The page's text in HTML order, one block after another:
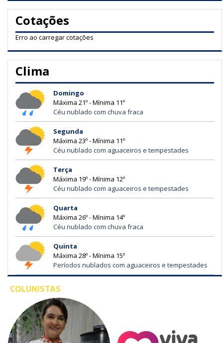
Cotações
Erro ao carregar cotações
Clima
Domingo
Máxima 21º - Mínima 11º
Céu nublado com chuva fraca
Segunda
Máxima 23º - Mínima 11º
Céu nublado com aguaceiros e tempestades
Terça
Máxima 19º - Mínima 12º
Céu nublado com aguaceiros e tempestades
Quarta
Máxima 26º - Mínima 14º
Céu nublado com chuva fraca
Quinta
Máxima 28º - Mínima 15º
Períodos nublados com aguaceiros e tempestades
COLUNISTAS